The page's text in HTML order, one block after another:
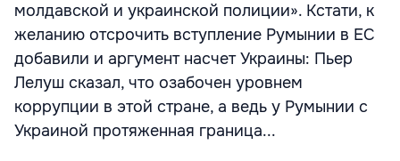
молдавской и украинской полиции». Кстати, к
желанию отсрочить вступление Румынии в ЕС
добавили и аргумент насчет Украины: Пьер
Лелуш сказал, что озабочен уровнем
коррупции в этой стране, а ведь у Румынии с
Украиной протяженная граница...